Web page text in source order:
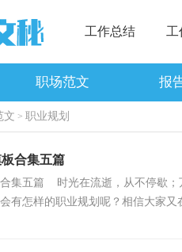
工作总结 工
职场范文 报
文 > 职业规划
合集五篇
集五篇 时光在流逝，从不停歇
有怎样的职业规划呢？相信大家又